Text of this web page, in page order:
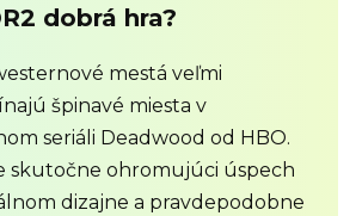
dobrá hra?
mestá veľmi
špinavé miesta v
seriáli Deadwood od HBO.
skutočne ohromujúci úspech
dizajne a pravdepodobne